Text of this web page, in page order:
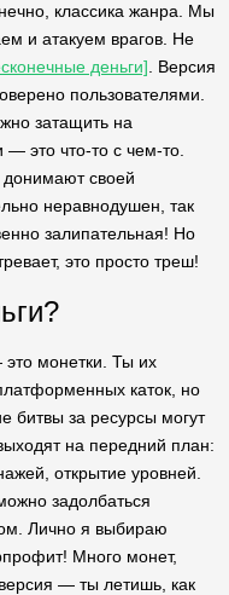
классика жанра. Мы
и атакуем врагов. Не
деньги] . Версия
пользователями.
затащить на
это что-то с чем-то.
своей
неравнодушен, так
залипательная! Но
это просто треш!
монетки. Ты их
каток, но
битвы за ресурсы могут
на передний план:
открытие уровней.
задолбаться
Лично я выбираю
Много монет,
— ты летишь, как